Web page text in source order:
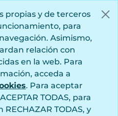
propias y de terceros
para
Asimismo,
relación con
en la web. Para
acceda a
. Para aceptar
TODAS, para
TODAS, y